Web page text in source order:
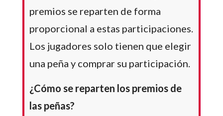
premios se reparten de forma
proporcional a estas participaciones.
Los jugadores solo tienen que elegir
una peña y comprar su participación.
¿Cómo se reparten los premios de
las peñas?